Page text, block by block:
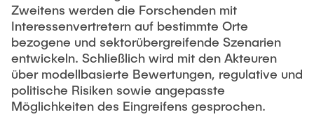
Zweitens werden die Forschenden mit
Interessenvertretern auf bestimmte Orte
bezogene und sektorübergreifende Szenarien
entwickeln. Schließlich wird mit den Akteuren
über modellbasierte Bewertungen, regulative und
politische Risiken sowie angepasste
Möglichkeiten des Eingreifens gesprochen.